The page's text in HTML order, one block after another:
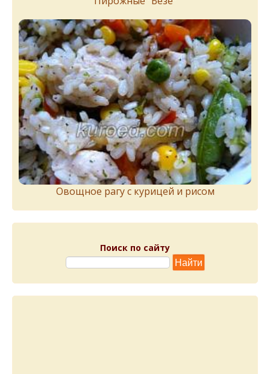
Овощное рагу с курицей и рисом
Поиск по сайту